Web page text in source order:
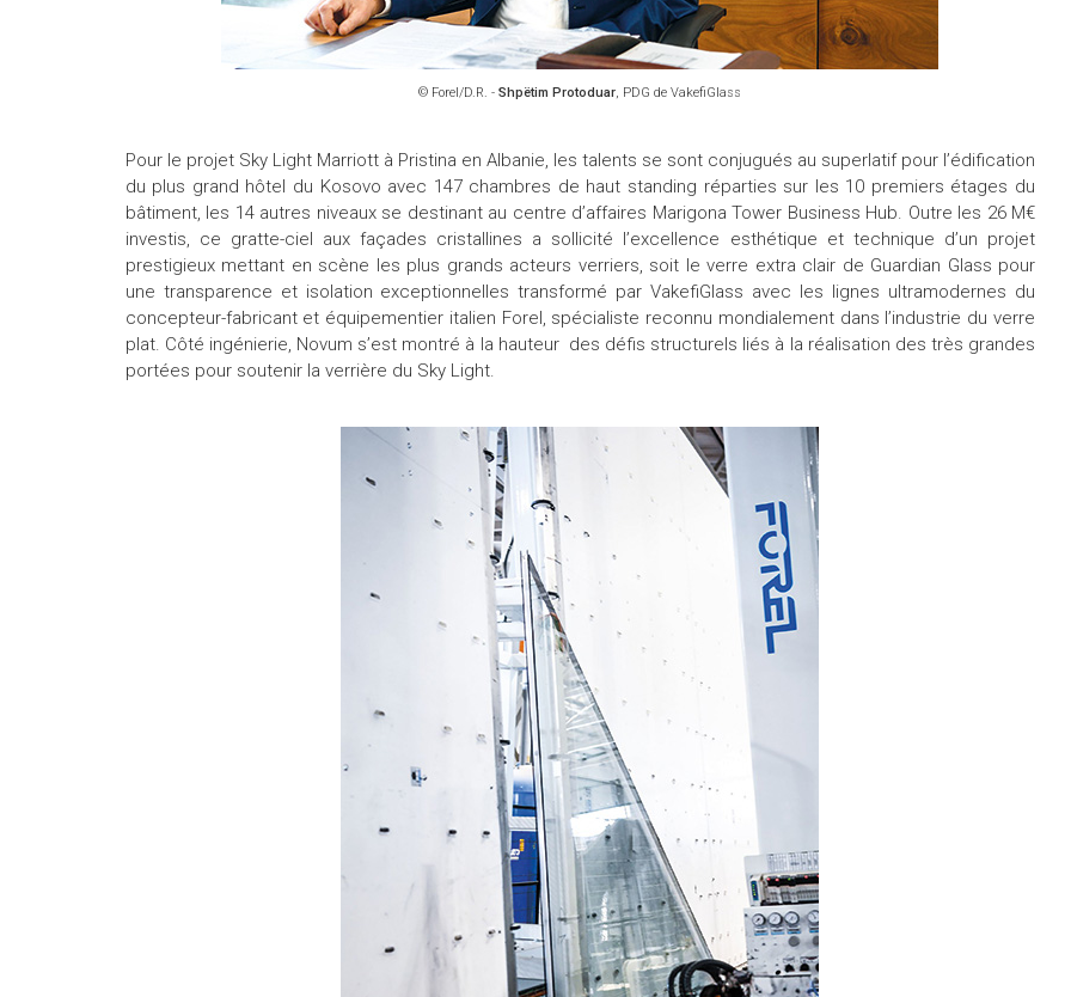
© Forel/D.R. -Shpëtim Protoduar, PDG de VakefiGlass
Pour le projet Sky Light Marriott à Pristina en Albanie, les talents se sont conjugués au superlatif pour l’édification
du plus grand hôtel du Kosovo avec 147 chambres de haut standing réparties sur les 10 premiers étages du
bâtiment, les 14 autres niveaux se destinant au centre d’affaires Marigona Tower Business Hub. Outre les 26 M€
investis, ce gratte-ciel aux façades cristallines a sollicité l’excellence esthétique et technique d’un projet
prestigieux mettant en scène les plus grands acteurs verriers, soit le verre extra clair de Guardian Glass pour
une transparence et isolation exceptionnelles transformé par VakefiGlass avec les lignes ultramodernes du
concepteur-fabricant et équipementier italien Forel, spécialiste reconnu mondialement dans l’industrie du verre
plat. Côté ingénierie, Novum s’est montré à la hauteur des défis structurels liés à la réalisation des très grandes
portées pour soutenir la verrière du Sky Light.